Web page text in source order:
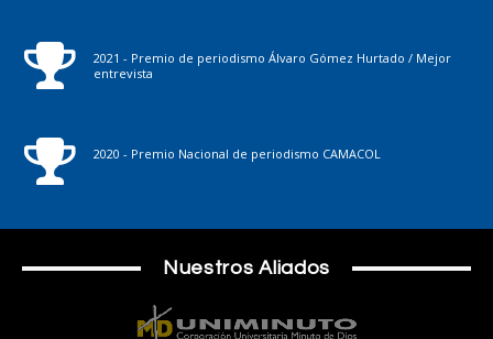
2021 - Premio de periodismo Álvaro Gómez Hurtado / Mejor
entrevista
2020 - Premio Nacional de periodismo CAMACOL
Nuestros Aliados